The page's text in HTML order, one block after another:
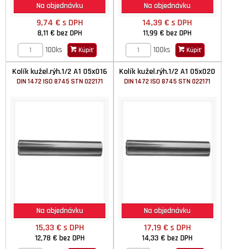
Na objednávku
9,74 € s DPH
8,11 € bez DPH
100ks
Kúpiť
Na objednávku
14,39 €s DPH
11,99 €bez DPH
100ks
Kúpiť
Kolík kužel.rýh.1/2 A1 05x016
DIN 1472 ISO 8745 STN 022171
Na objednávku
15,33 € s DPH
12,78 € bez DPH
Kolík kužel.rýh.1/2 A1 05x020
DIN 1472 ISO 8745 STN 022171
Na objednávku
17,19 € s DPH
14,33 €bez DPH